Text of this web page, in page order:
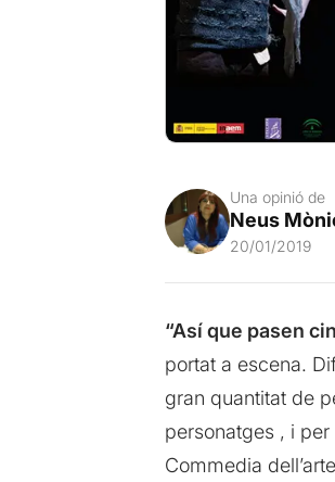
Una opinió de
Neus
20/01/2019
“Así que pasen
portat a escena.
gran quantitat de
personatges , i
Commedia